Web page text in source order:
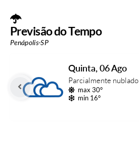
Previsão do Tempo
Penápolis-SP
Quinta 06 Ago
Parcialmente nublado
max 30°
min 16°